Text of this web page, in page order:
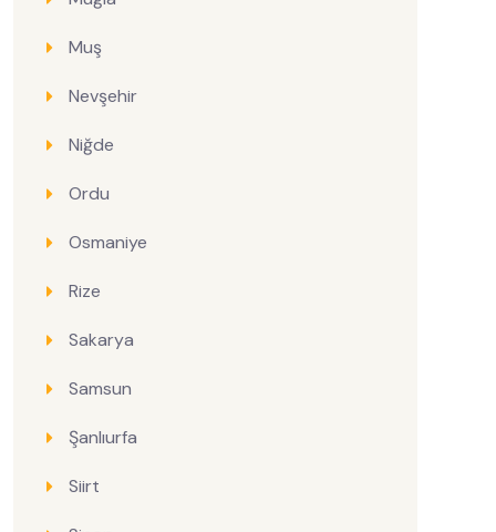
Muş
Nevşehir
Niğde
Ordu
Osmaniye
Rize
Sakarya
Samsun
Şanlıurfa
Siirt